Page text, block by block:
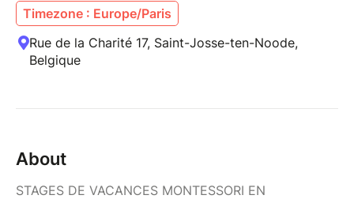
Timezone : Europe/Paris
Rue de la Charité 17, Saint-Josse-ten-Noode,
Belgique
About
STAGES DE VACANCES MONTESSORI EN